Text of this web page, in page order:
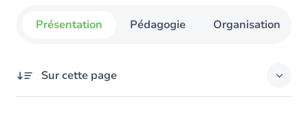
Présentation Pédagogie Organisation
Sur cette page